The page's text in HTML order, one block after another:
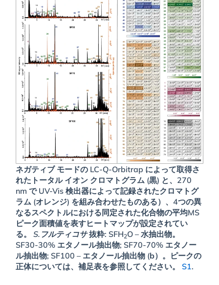
ネガティブ モードの LC-Q-Orbitrap によって取得さ
れたトータル イオン クロマトグラム (黒) と、270
nm で UV-Vis 検出器によって記録されたクロマトグ
ラム (オレンジ) を組み合わせたものある）、4つの異
なるスペクトルにおける同定された化合物の平均MS
ピーク面積値を表すヒートマップが設定されてい
る。S.フルティコサ抜粋: SFH2O – 水抽出物。
SF30-30% エタノール抽出物; SF70-70% エタノー
ル抽出物; SF100 – エタノール抽出物 (b）。ピークの
正体については、補足表を参照してください。S1.